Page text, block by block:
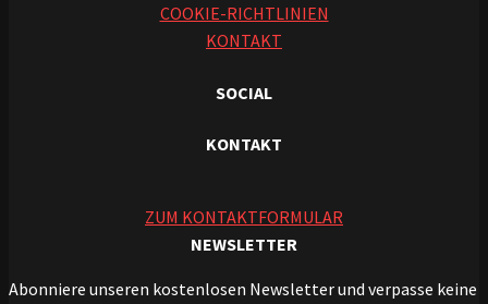
COOKIE-RICHTLINIEN
KONTAKT
SOCIAL
KONTAKT
ZUM KONTAKTFORMULAR
NEWSLETTER
Abonniere unseren kostenlosen Newsletter und verpasse keine